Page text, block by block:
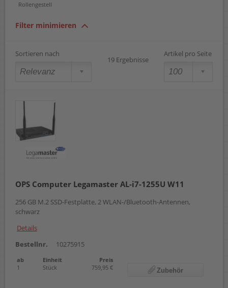
Rollengestell
Filter minimieren
Sortieren nach
19 Ergebnisse
Artikel pro Seite
OPS Computer Legamaster AL-i7-1255U W11
256 GB M.2 SSD-Festplatte, 2 WLAN-/Bluetooth-Antennen,
schwarz
Details
Bestellnr.
10275915
ab Einheit
Preis
1
Stück 759,95 € Zubehör